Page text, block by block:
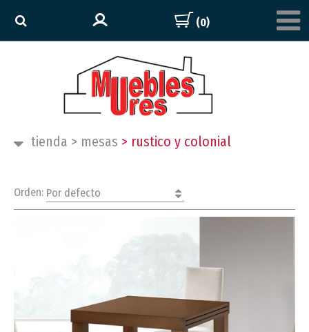
(0)
tienda > mesas > rustico y colonial
Orden: Por defecto